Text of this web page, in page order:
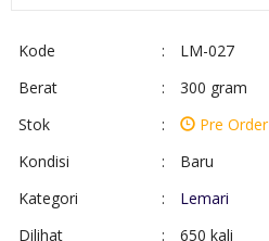
Kode :
LM-027
Berat
:
300 gram
Stok
:
Pre Order
Kondisi
:
Baru
Kategori
:
Lemari
Dilihat
:
650 kali